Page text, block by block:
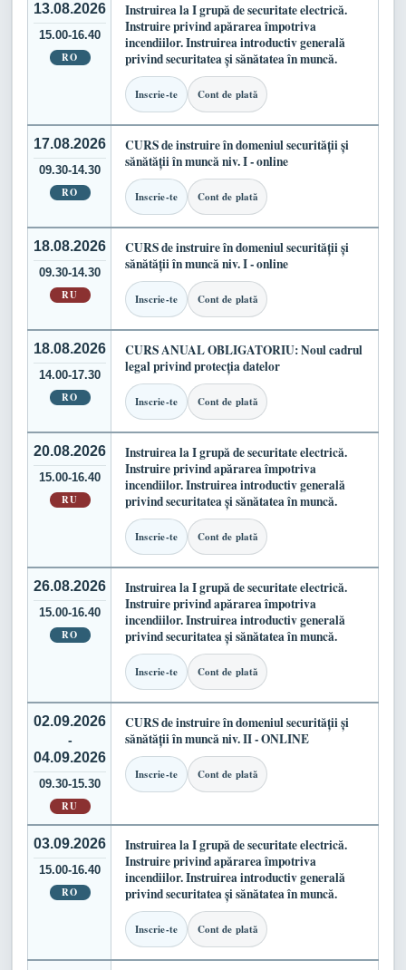
13.08.2026
15.00-16.40
RO
Instruirea la I grupă de securitate electrică.
Instruire privind apărarea împotriva
incendiilor. Instruirea introductiv generală
privind securitatea și sănătatea în muncă.
Inscrie-te Cont de plată
17.08.2026
09.30-14.30
RO
CURS de instruire în domeniul securității și
sănătății în muncă niv. I - online
Inscrie-te Cont de plată
18.08.2026
09.30-14.30
RU
CURS de instruire în domeniul securității și
sănătății în muncă niv. I - online
Inscrie-te Cont de plată
18.08.2026
14.00-17.30
RO
CURS ANUAL OBLIGATORIU: Noul cadrul
legal privind protecția datelor
Inscrie-te Cont de plată
20.08.2026
15.00-16.40
RU
Instruirea la I grupă de securitate electrică.
Instruire privind apărarea împotriva
incendiilor. Instruirea introductiv generală
privind securitatea și sănătatea în muncă.
Inscrie-te Cont de plată
26.08.2026
15.00-16.40
RO
Instruirea la I grupă de securitate electrică.
Instruire privind apărarea împotriva
incendiilor. Instruirea introductiv generală
privind securitatea și sănătatea în muncă.
Inscrie-te Cont de plată
02.09.2026
-
04.09.2026
09.30-15.30
RU
CURS de instruire în domeniul securității și
sănătății în muncă niv. II - ONLINE
Inscrie-te Cont de plată
03.09.2026
15.00-16.40
RO
Instruirea la I grupă de securitate electrică.
Instruire privind apărarea împotriva
incendiilor. Instruirea introductiv generală
privind securitatea și sănătatea în muncă.
Inscrie-te Cont de plată